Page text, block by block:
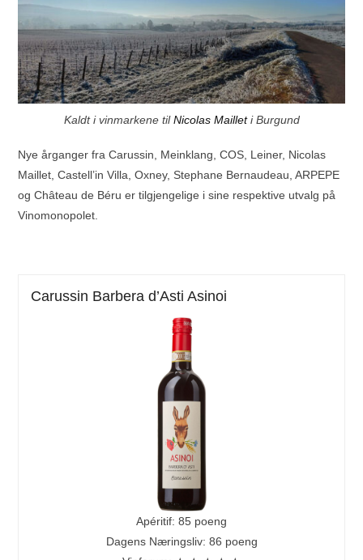
Kaldt i vinmarkene tilNicolas Mailleti Burgund
Nye årganger fraCarussin Meinklang ,COS Leiner, Nicolas
Maillet ,Castell’in Villa ,Oxney, Stephane Bernaudeau ,ARPEPE
ogChâteau de Béru er tilgjengelige i sine respektive utvalg på
Vinomonopolet.
Carussin Barbera d’Asti Asinoi
Apéritif: 85 poeng
Dagens Næringsliv: 86 poeng